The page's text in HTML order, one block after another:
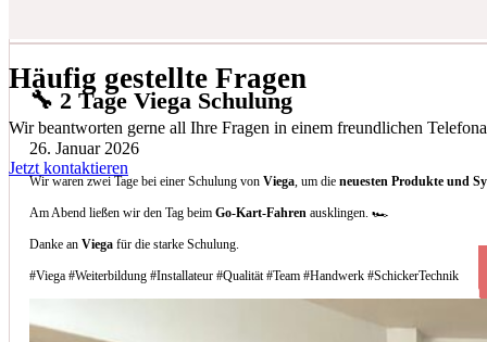
🔧 2 Tage Viega Schulung
26. Januar 2026
Wir waren zwei Tage bei einer Schulung vonViega, um dieneuesten Produkte und
Am Abend ließen wir den Tag beimGo-Kart-Fahren ausklingen. 🏎️
Danke anViega für die starke Schulung.
#Viega #Weiterbildung #Installateur #Qualität #Team #Handwerk #SchickerTechnik
Häufig gestellte Fragen
Wir beantworten gerne all Ihre Fragen in einem freundlichen
Jetzt kontaktieren
Welche Arten von Klimaanlagen installieren